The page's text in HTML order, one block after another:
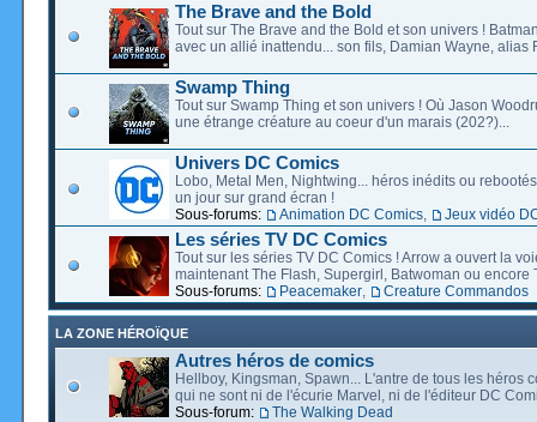
The Brave and the Bold
Tout sur The Brave and the Bold et son univers !
avec un allié inattendu... son fils, Damian Wayne, alias
Swamp Thing
Tout sur Swamp Thing et son univers ! Où Jason
une étrange créature au coeur d'un marais (202?)...
Univers DC Comics
Lobo, Metal Men, Nightwing... héros inédits ou
un jour sur grand écran !
Sous-forums:
Animation DC Comics Jeux vidéo
Les séries TV DC Comics
Tout sur les séries TV DC Comics ! Arrow a ouvert la
maintenant The Flash, Supergirl, Batwoman ou encore
Sous-forums:
Peacemaker Creature Commandos
LA ZONE HÉROÏQUE
Autres héros de comics
Hellboy, Kingsman, Spawn... L'antre de tous les héros
qui ne sont ni de l'écurie Marvel, ni de l'éditeur DC
Sous-forum:
The Walking Dead